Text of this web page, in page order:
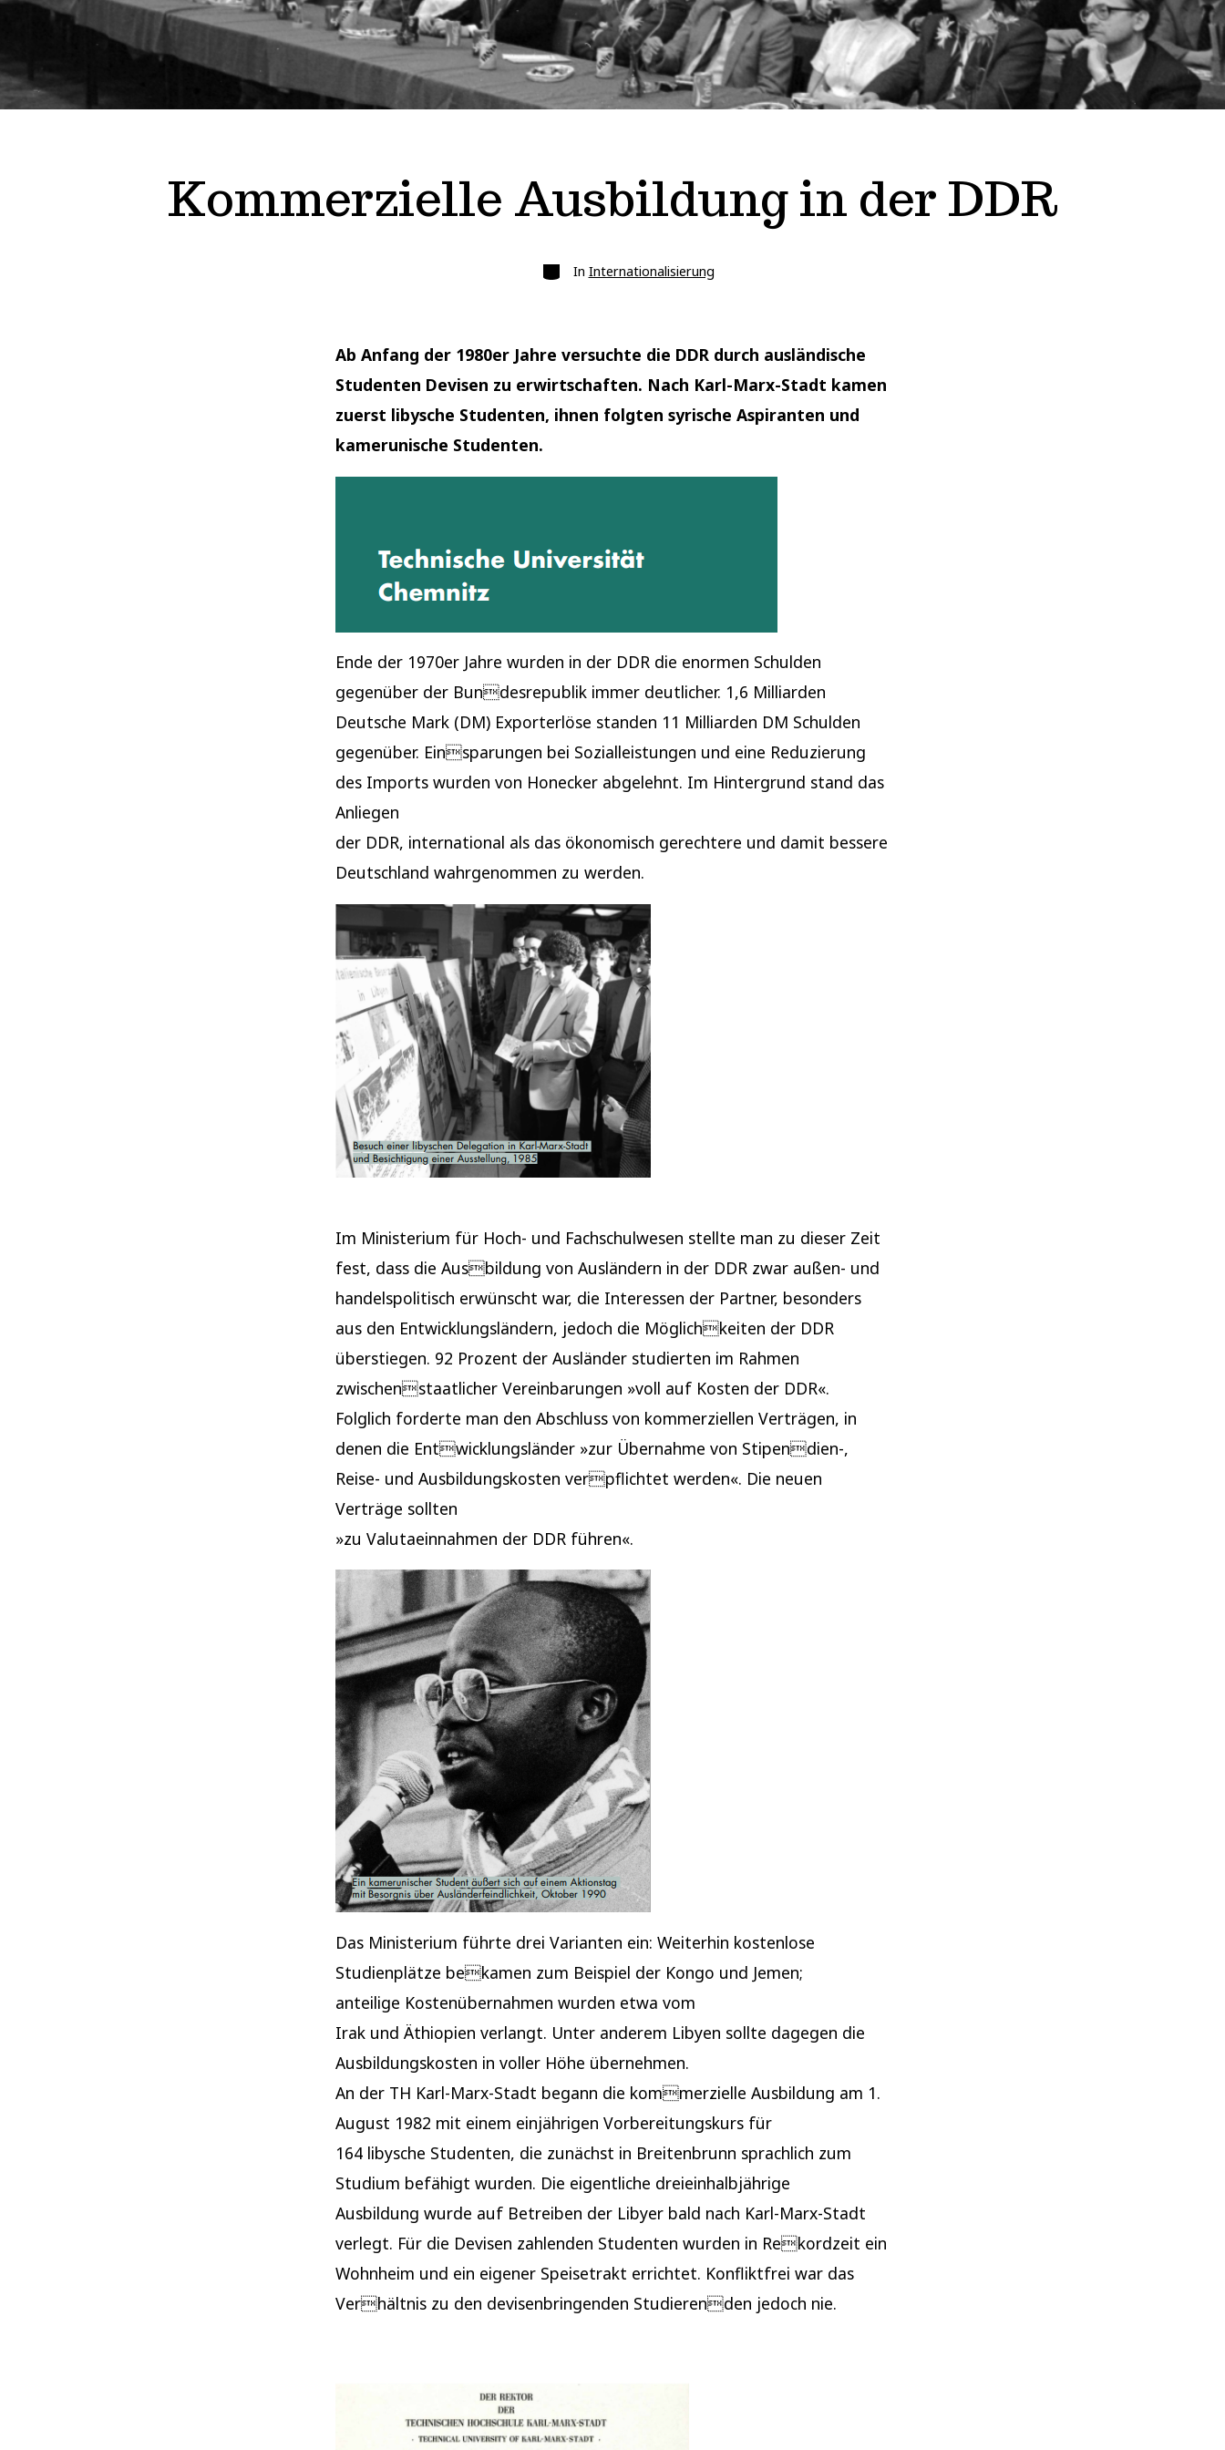
Kommerzielle Ausbildung in der DDR
Kategorien
In Internationalisierung
Ab Anfang der 1980er Jahre versuchte die DDR durch ausländische
Studenten Devisen zu erwirtschaften. Nach Karl-Marx-Stadt kamen
zuerst libysche Studenten, ihnen folgten syrische Aspiranten und
kamerunische Studenten.
Ende der 1970er Jahre wurden in der DDR die enormen Schulden
gegenüber der Bundesrepublik immer deutlicher. 1,6 Milliarden
Deutsche Mark (DM) Exporterlöse standen 11 Milliarden DM Schulden
gegenüber. Einsparungen bei Sozialleistungen und eine Reduzierung
des Imports wurden von Honecker abgelehnt. Im Hintergrund stand das
Anliegen
der DDR, international als das ökonomisch gerechtere und damit bessere
Deutschland wahrgenommen zu werden.
Im Ministerium für Hoch- und Fachschulwesen stellte man zu dieser Zeit
fest, dass die Ausbildung von Ausländern in der DDR zwar außen- und
handelspolitisch erwünscht war, die Interessen der Partner, besonders
aus den Entwicklungsländern, jedoch die Möglichkeiten der DDR
überstiegen. 92 Prozent der Ausländer studierten im Rahmen
zwischenstaatlicher Vereinbarungen »voll auf Kosten der DDR«.
Folglich forderte man den Abschluss von kommerziellen Verträgen, in
denen die Entwicklungsländer »zur Übernahme von Stipendien-,
Reise- und Ausbildungskosten verpflichtet werden«. Die neuen
Verträge sollten
»zu Valutaeinnahmen der DDR führen«.
Das Ministerium führte drei Varianten ein: Weiterhin kostenlose
Studienplätze bekamen zum Beispiel der Kongo und Jemen;
anteilige Kostenübernahmen wurden etwa vom
Irak und Äthiopien verlangt. Unter anderem Libyen sollte dagegen die
Ausbildungskosten in voller Höhe übernehmen.
An der TH Karl-Marx-Stadt begann die kommerzielle Ausbildung am 1.
August 1982 mit einem einjährigen Vorbereitungskurs für
164 libysche Studenten, die zunächst in Breitenbrunn sprachlich zum
Studium befähigt wurden. Die eigentliche dreieinhalbjährige
Ausbildung wurde auf Betreiben der Libyer bald nach Karl-Marx-Stadt
verlegt. Für die Devisen zahlenden Studenten wurden in Rekordzeit ein
Wohnheim und ein eigener Speisetrakt errichtet. Konfliktfrei war das
Verhältnis zu den devisenbringenden Studierenden jedoch nie.